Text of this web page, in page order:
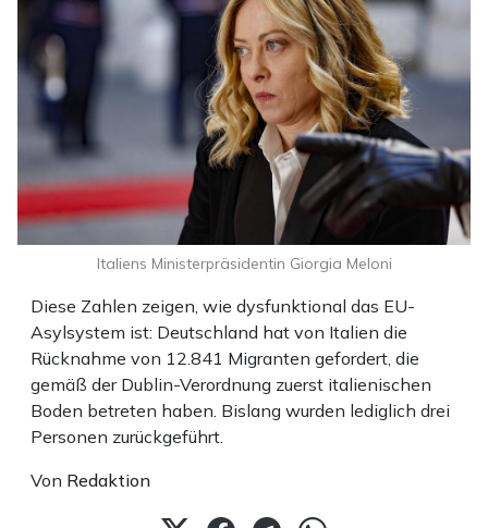
Diese Zahlen zeigen, wie dysfunktional das EU-
Asylsystem ist: Deutschland hat von Italien die
Rücknahme von 12.841 Migranten gefordert, die
gemäß der Dublin-Verordnung zuerst italienischen
Boden betreten haben. Bislang wurden lediglich drei
Personen zurückgeführt.
Von Redaktion
Italiens Ministerpräsidentin Giorgia Meloni